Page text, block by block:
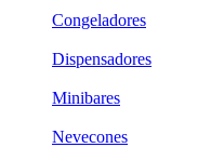
Congeladores
Dispensadores
Minibares
Nevecones